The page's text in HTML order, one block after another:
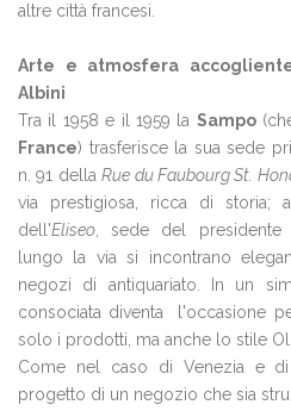
altre città francesi.
Arte e atmosfera
Albini
Tra il 1958 e il 1959 la Sampo
France) trasferisce la sua sede
n. 91 dellaRue du Faubourg St.
via prestigiosa, ricca di
dell'Eliseo , sede del presidente
lungo la via si incontrano
negozi di antiquariato. In un
consociata diventa l'occasione
solo i prodotti, ma anche lo stile
Come nel caso di Venezia e di
progetto di un negozio che sia